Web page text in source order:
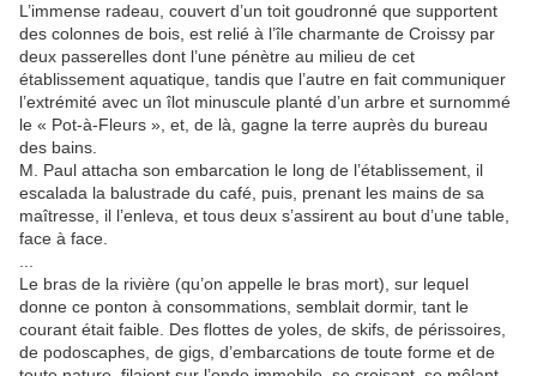
L’immense radeau, couvert d’un toit goudronné que supportent
des colonnes de bois, est relié à l’île charmante de Croissy par
deux passerelles dont l’une pénètre au milieu de cet
établissement aquatique, tandis que l’autre en fait communiquer
l’extrémité avec un îlot minuscule planté d’un arbre et surnommé
le « Pot-à-Fleurs », et, de là, gagne la terre auprès du bureau
des bains.
M. Paul attacha son embarcation le long de l’établissement, il
escalada la balustrade du café, puis, prenant les mains de sa
maîtresse, il l’enleva, et tous deux s’assirent au bout d’une table,
face à face.
Le bras de la rivière (qu’on appelle le bras mort), sur lequel
donne ce ponton à consommations, semblait dormir, tant le
courant était faible. Des flottes de yoles, de skifs, de périssoires,
de podoscaphes, de gigs, d’embarcations de toute forme et de